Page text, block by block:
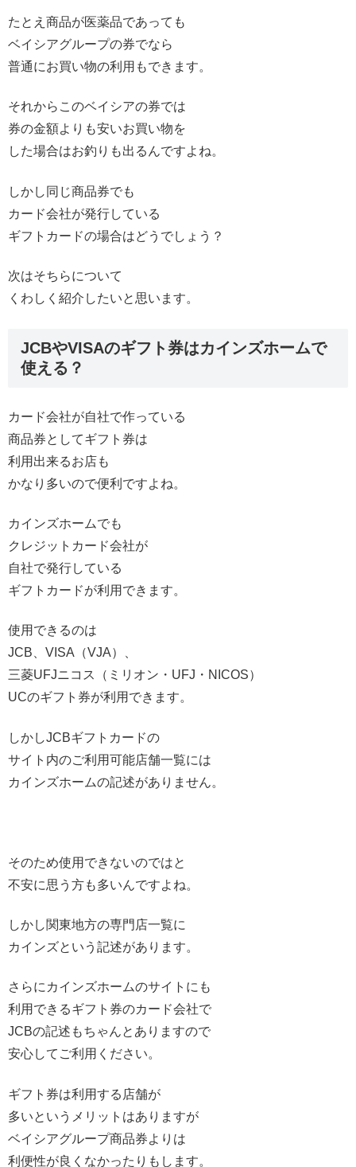
たとえ商品が医薬品であっても
ベイシアグループの券でなら
普通にお買い物の利用もできます。
それからこのベイシアの券では
券の金額よりも安いお買い物を
した場合はお釣りも出るんですよね。
しかし同じ商品券でも
カード会社が発行している
ギフトカードの場合はどうでしょう？
次はそちらについて
くわしく紹介したいと思います。
JCBやVISAのギフト券はカインズホームで
使える？
カード会社が自社で作っている
商品券としてギフト券は
利用出来るお店も
かなり多いので便利ですよね。
カインズホームでも
クレジットカード会社が
自社で発行している
ギフトカードが利用できます。
使用できるのは
JCB、VISA（VJA）、
三菱UFJニコス（ミリオン・UFJ・NICOS）
UCのギフト券が利用できます。
しかしJCBギフトカードの
サイト内のご利用可能店舗一覧には
カインズホームの記述がありません。
そのため使用できないのではと
不安に思う方も多いんですよね。
しかし関東地方の専門店一覧に
カインズという記述があります。
さらにカインズホームのサイトにも
利用できるギフト券のカード会社で
JCBの記述もちゃんとありますので
安心してご利用ください。
ギフト券は利用する店舗が
多いというメリットはありますが
ベイシアグループ商品券よりは
利便性が良くなかったりもします。